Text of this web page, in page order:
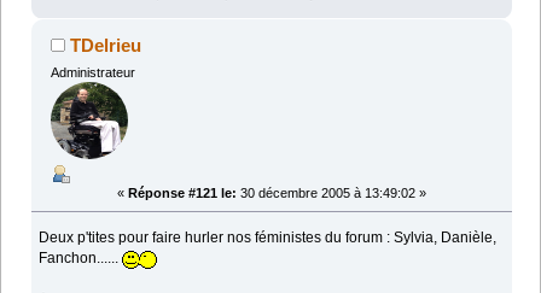
TDelrieu
Administrateur
« Réponse #121 le: 30 décembre 2005 à 13:49:02 »
Deux p'tites pour faire hurler nos féministes du forum : Sylvia, Danièle,
Fanchon......